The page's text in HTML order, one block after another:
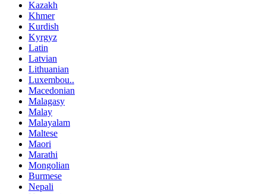
Kazakh
Khmer
Kurdish
Kyrgyz
Latin
Latvian
Lithuanian
Luxembou..
Macedonian
Malagasy
Malay
Malayalam
Maltese
Maori
Marathi
Mongolian
Burmese
Nepali